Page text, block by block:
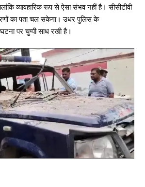
व्यावहारिक रूप से ऐसा संभव नहीं है। सीसीटीवी
का पता चल सकेगा। उधर पुलिस के
पर चुप्पी साध रखी है।